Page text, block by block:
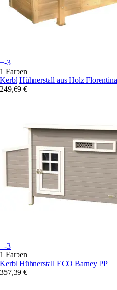
+-3
1 Farben
Kerbl Hühnerstall aus Holz Florentina
249,69 €
+-3
1 Farben
Kerbl Hühnerstall ECO Barney PP
357,39 €